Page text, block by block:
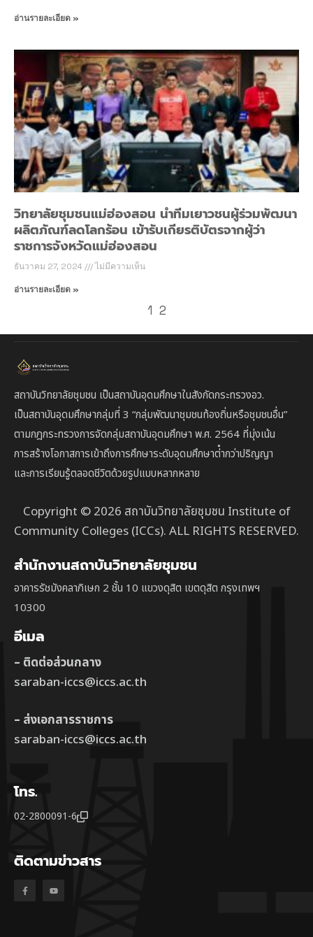
อ่านรายละเอียด »
วิทยาลัยชุมชนแม่ฮ่องสอน นำทีมเยาวชนผู้ร่วมพัฒนา
ผลิตภัณฑ์ลดโลกร้อน เข้ารับเกียรติบัตรจากผู้ว่า
ราชการจังหวัดแม่ฮ่องสอน
ธันวาคม 27, 2024 ไม่มีความเห็น
อ่านรายละเอียด »
1 2
สถาบันวิทยาลัยชุมชน เป็นสถาบันอุดมศึกษาในสังกัดกระทรวงอว.
เป็นสถาบันอุดมศึกษากลุ่มที่ 3 “กลุ่มพัฒนาชุมชนท้องถิ่นหรือชุมชนอื่น”
ตามกฎกระทรวงการจัดกลุ่มสถาบันอุดมศึกษา พ.ศ. 2564 ที่มุ่งเน้น
การสร้างโอกาสการเข้าถึงการศึกษาระดับอุดมศึกษาต่ํากว่าปริญญา
และการเรียนรู้ตลอดชีวิตด้วยรูปแบบหลากหลาย
Copyright © 2026 สถาบันวิทยาลัยชุมชน Institute of
Community Colleges (ICCs). ALL RIGHTS RESERVED.
สำนักงานสถาบันวิทยาลัยชุมชน
อาคารรัชมังคลาภิเษก 2 ชั้น 10 แขวงดุสิต เขตดุสิต กรุงเทพฯ
10300
อีเมล
– ติดต่อส่วนกลาง
saraban-iccs@iccs.ac.th
– ส่งเอกสารราชการ
saraban-iccs@iccs.ac.th
โทร.
02-2800091-6
ติดตามข่าวสาร